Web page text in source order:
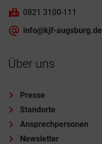
0821 3100-111
info@kjf-augsburg.de
Über uns
Presse
Standorte
Ansprechpersonen
Newsletter